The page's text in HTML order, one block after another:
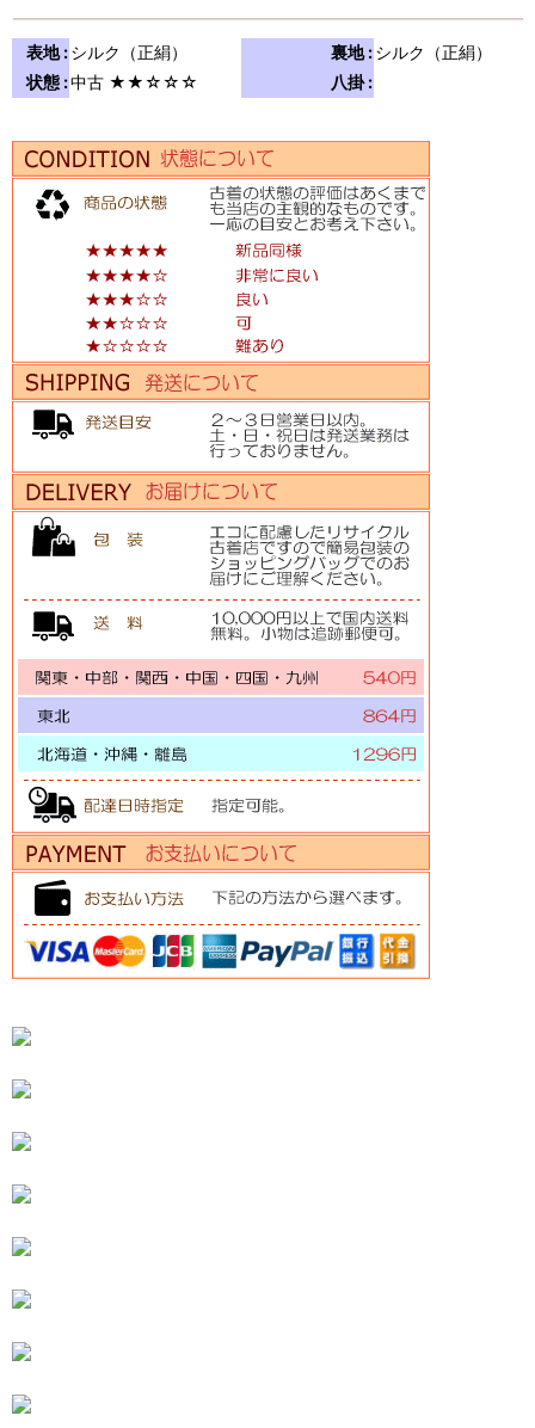
表地 :シルク（正絹） 裏地 :シルク（正絹）
状態 :中古 ★★☆☆☆ 八掛 :